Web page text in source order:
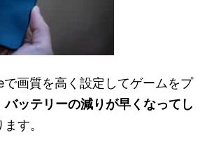
画質を高く設定してゲームをプ
バッテリーの減りが早くなってし
す。